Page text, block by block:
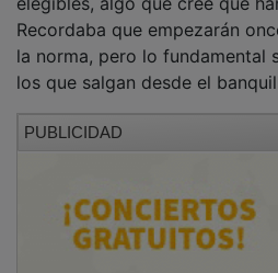
Recordaba que empezarán
la norma, pero lo fundamental
los que salgan desde el